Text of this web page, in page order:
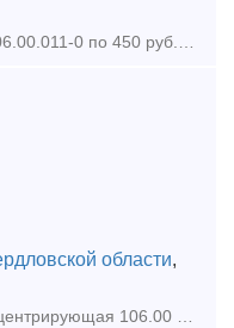
Куплю Балочка центрирующая 106.00.011-0 по 450 руб. Кран разобщительный 4302 Пружина внутренняя 522.30.002.0 для думпкара 2ВС-105 522-30-002-0 Закупаем на постоянной основе зап
области,
балочка центрирующая балочка центрирующая 106.00 011-3 балочка центрирующая 2.13.70.03 Тип предложения: предлагаю продукцию, услугу